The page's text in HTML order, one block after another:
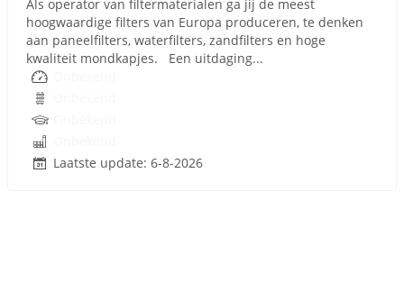
Als operator van filtermaterialen ga jij de meest
hoogwaardige filters van Europa produceren, te denken
aan paneelfilters, waterfilters, zandfilters en hoge
kwaliteit mondkapjes. Een uitdaging...
Laatste update: 6-8-2026